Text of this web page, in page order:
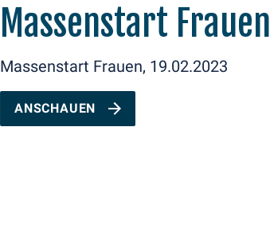
Massenstart Frauen
Massenstart Frauen, 19.02.2023
ANSCHAUEN